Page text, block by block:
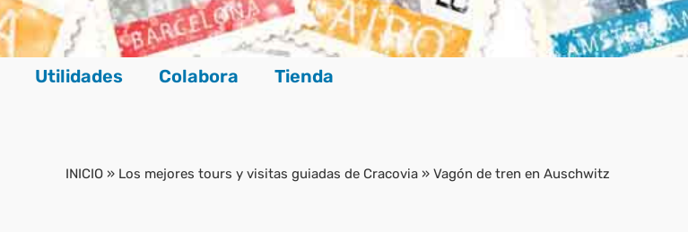
Utilidades Colabora Tienda
INICIO » Los mejores tours y visitas guiadas de Cracovia » Vagón de tren en Auschwitz